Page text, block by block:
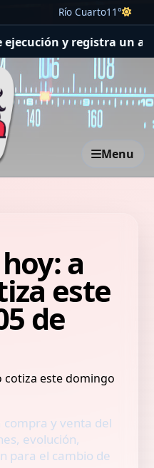
Río Cuarto11°
y registra un avance
Menu
a
este
de
compra y venta del
evolución,
para el cambio de